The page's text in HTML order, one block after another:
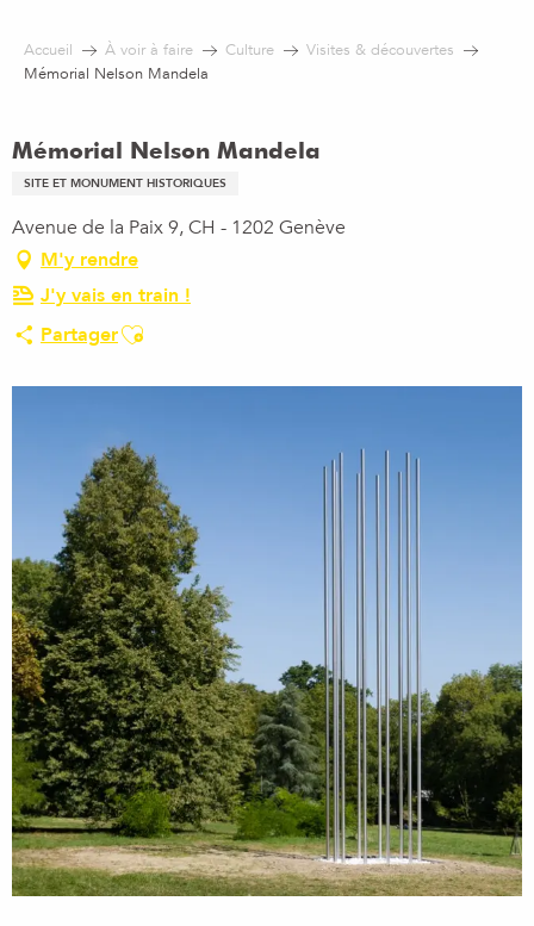
contenu
Accueil À voir à faire Culture
Visites & découvertes
Mémorial Nelson Mandela
Mémorial Nelson Mandela
SITE ET MONUMENT HISTORIQUES
Avenue de la Paix 9, CH - 1202 Genève
M'y rendre
J'y vais en train !
PartagerAjouter aux favoris